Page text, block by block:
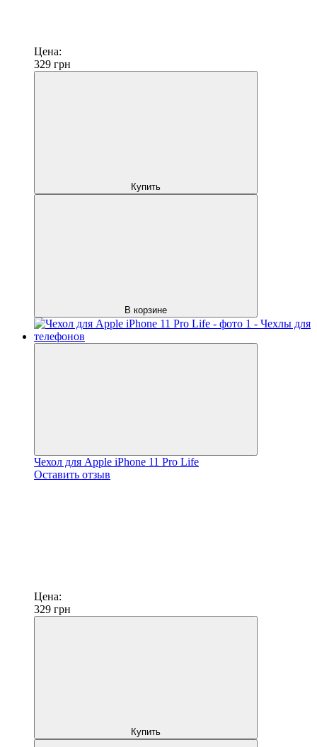
Цена:
329 грн
Купить
В корзине
Чехол для Apple iPhone 11 Pro Life
Оставить отзыв
Цена:
329 грн
Купить